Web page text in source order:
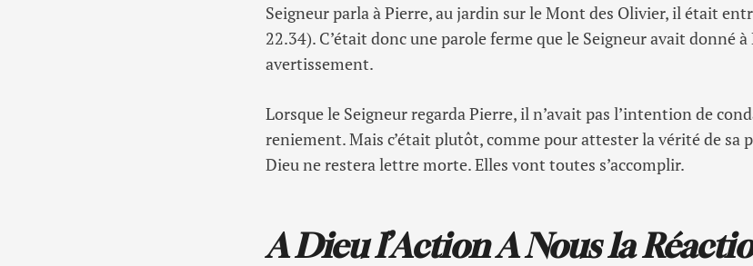
Seigneur parla à Pierre, au jardin sur le Mont des Olivier, il était
22.34). C’était donc une parole ferme que le Seigneur avait donné à
avertissement.
Lorsque le Seigneur regarda Pierre, il n’avait pas l’intention de
reniement. Mais c’était plutôt, comme pour attester la vérité de sa
Dieu ne restera lettre morte. Elles vont toutes s’accomplir.
A Dieu l’Action A Nous la